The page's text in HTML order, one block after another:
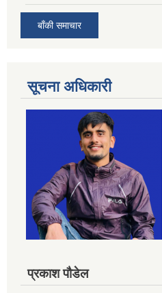
बाँकी समाचार
सूचना अधिकारी
प्रकाश पौडेल